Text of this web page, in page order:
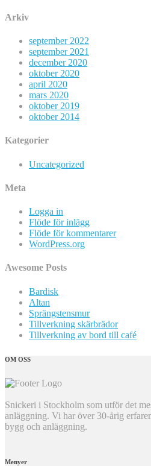
Arkiv
september 2022
september 2021
december 2020
oktober 2020
april 2020
mars 2020
oktober 2019
oktober 2014
Kategorier
Uncategorized
Meta
Logga in
Flöde för inlägg
Flöde för kommentarer
WordPress.org
Awesome Posts
Bardisk
Altan
Sprängstensmur
Tillverkning skärbrädor
Tillverkning av bord till café
OM OSS
Snickeri i Stockholm som utför det
anläggning. Vi har över 30-årig
bygg och anläggning.
Menyer